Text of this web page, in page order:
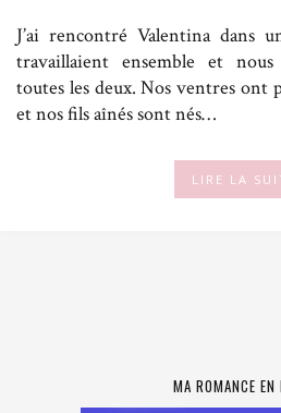
J’ai rencontré Valentina dans
travaillaient ensemble et
toutes les deux. Nos ventres ont
et nos fils aînés sont nés…
LIRE LA
MA ROMANCE EN